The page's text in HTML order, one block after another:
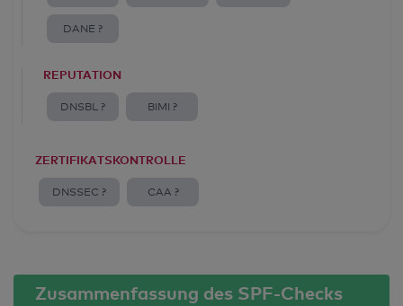
DANE ?
REPUTATION
DNSBL ? BIMI ?
ZERTIFIKATSKONTROLLE
DNSSEC ? CAA ?
Zusammenfassung des SPF-Checks